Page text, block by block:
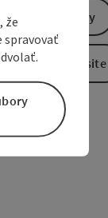
Send inquiry
To the website
že
spravovať